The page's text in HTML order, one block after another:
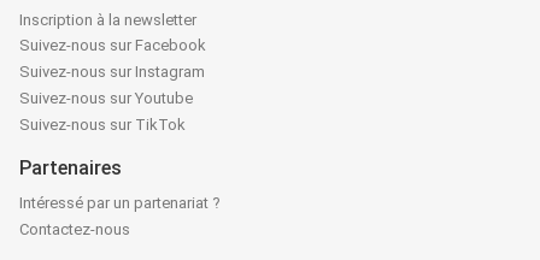
Inscription à la newsletter
Suivez-nous sur Facebook
Suivez-nous sur Instagram
Suivez-nous sur Youtube
Suivez-nous sur TikTok
Partenaires
Intéressé par un partenariat ?
Contactez-nous